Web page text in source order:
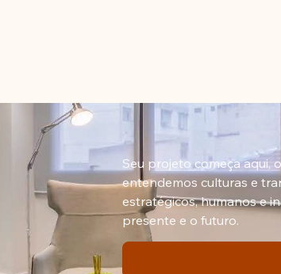
Seu projeto começa aqui,
entendemos culturas e
estratégicos, humanos e
presente e o futuro.